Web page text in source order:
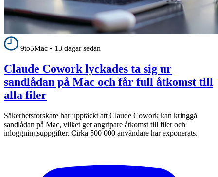
9to5Mac • 13 dagar sedan
Claude Cowork lyckades ta sig ur
sandlådan på Mac och får full åtkomst till
alla filer
Säkerhetsforskare har upptäckt att Claude Cowork kan kringgå
sandlådan på Mac, vilket ger angripare åtkomst till filer och
inloggningsuppgifter. Cirka 500 000 användare har exponerats.